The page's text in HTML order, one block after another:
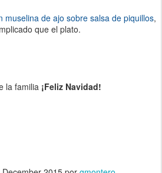
muselina de ajo sobre salsa de piquillos,
que el plato.
la familia ¡Feliz Navidad!